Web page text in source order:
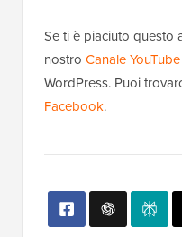
Se ti è piaciuto questo
nostro Canale YouTube
WordPress. Puoi
Facebook.